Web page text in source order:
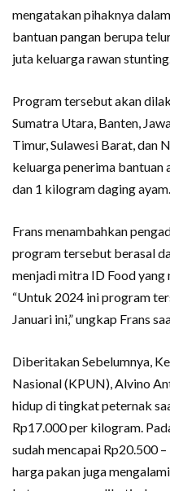
mengatakan pihaknya
bantuan pangan berupa
juta keluarga rawan
Program tersebut akan
Sumatra Utara, Banten,
Timur, Sulawesi Barat, dan
keluarga penerima
dan 1 kilogram daging ayam.
Frans menambahkan
program tersebut berasal
menjadi mitra ID Food
“Untuk 2024 ini program
Januari ini,” ungkap Frans
Diberitakan Sebelumnya,
Nasional (KPUN), Alvino
hidup di tingkat peternak
Rp17.000 per kilogram.
sudah mencapai Rp20.500
harga pakan juga